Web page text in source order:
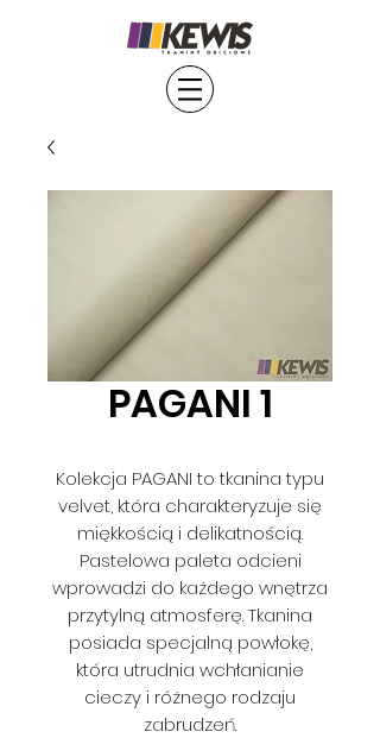
PAGANI 1
Kolekcja PAGANI to tkanina typu
velvet, która charakteryzuje się
miękkością i delikatnością.
Pastelowa paleta odcieni
wprowadzi do każdego wnętrza
przytylną atmosferę. Tkanina
posiada specjalną powłokę,
która utrudnia wchłanianie
cieczy i różnego rodzaju
zabrudzeń.